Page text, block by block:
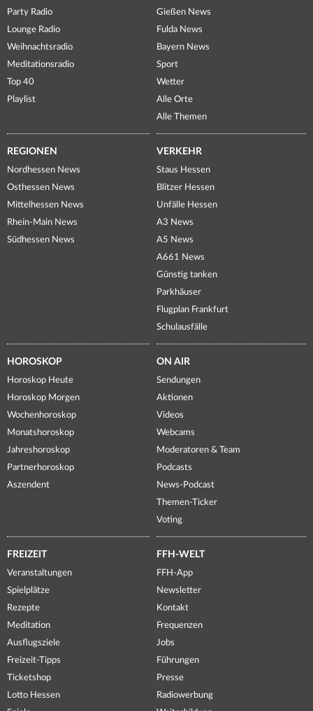
Party Radio
Lounge Radio
Weihnachtsradio
Meditationsradio
Top 40
Playlist
Gießen News
Fulda News
Bayern News
Sport
Wetter
Alle Orte
Alle Themen
REGIONEN
Nordhessen News
Osthessen News
Mittelhessen News
Rhein-Main News
Südhessen News
VERKEHR
Staus Hessen
Blitzer Hessen
Unfälle Hessen
A3 News
A5 News
A661 News
Günstig tanken
Parkhäuser
Flugplan Frankfurt
Schulausfälle
HOROSKOP
Horoskop Heute
Horoskop Morgen
Wochenhoroskop
Monatshoroskop
Jahreshoroskop
Partnerhoroskop
Aszendent
ON AIR
Sendungen
Aktionen
Videos
Webcams
Moderatoren & Team
Podcasts
News-Podcast
Themen-Ticker
Voting
FREIZEIT
Veranstaltungen
Spielplätze
Rezepte
Meditation
Ausflugsziele
Freizeit-Tipps
Ticketshop
Lotto Hessen
FFH-WELT
FFH-App
Newsletter
Kontakt
Frequenzen
Jobs
Führungen
Presse
Radiowerbung